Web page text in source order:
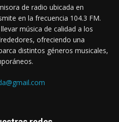
de radio ubicada en
en la frecuencia 104.3 FM.
música de calidad a los
ofreciendo una
distintos géneros musicales,